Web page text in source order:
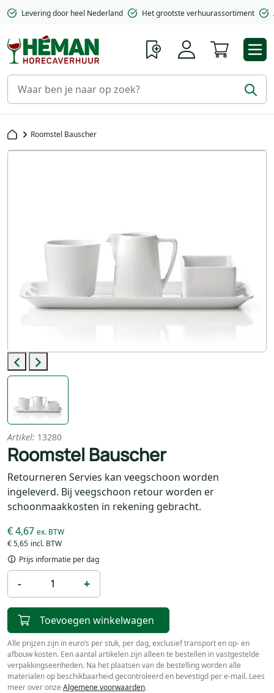
Levering door heel Nederland Het grootste verhuurassortiment
Roomstel Bauscher
Previous
Next
Artikel: 13280
Roomstel Bauscher
Retourneren Servies kan veegschoon worden
ingeleverd. Bij veegschoon retour worden er
schoonmaakkosten in rekening gebracht.
€ 5,65
€ 4,67
Prijs informatie per dag
- +
Toevoegen winkelwagen
Alle prijzen zijn in euro’s per stuk, per dag, exclusief transport en op- en
afbouw kosten. Een aantal artikelen zijn alleen te bestellen in vastgestelde
verpakkingseenheden. Na het plaatsen van de bestelling worden alle
materialen op beschikbaarheid gecontroleerd en bevestigd per e-mail. Lees
meer over onze Algemene voorwaarden.